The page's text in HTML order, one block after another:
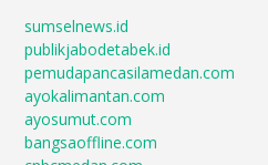
sumselnews.id
publikjabodetabek.id
pemudapancasilamedan.com
ayokalimantan.com
ayosumut.com
bangsaoffline.com